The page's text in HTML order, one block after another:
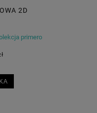
2D
primero